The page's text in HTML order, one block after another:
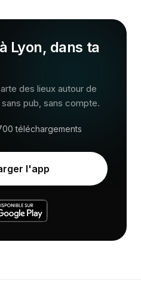
Lyon, dans ta
des lieux autour de
pub, sans compte.
téléchargements
l'app